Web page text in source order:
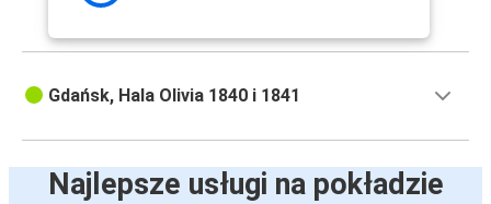
Gdańsk, Hala Olivia 1840 i 1841
Najlepsze usługi na pokładzie